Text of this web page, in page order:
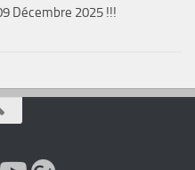
Décembre 2025 !!!